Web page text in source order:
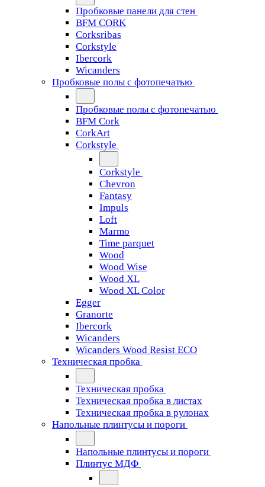
Пробковые панели для стен
BFM CORK
Corksribas
Corkstyle
Ibercork
Wicanders
Пробковые полы с фотопечатью
Пробковые полы с фотопечатью
BFM Cork
CorkArt
Corkstyle
Corkstyle
Chevron
Fantasy
Impuls
Loft
Marmo
Time parquet
Wood
Wood Wise
Wood XL
Wood XL Color
Egger
Granorte
Ibercork
Wicanders
Wicanders Wood Resist ECO
Техническая пробка
Техническая пробка
Техническая пробка в листах
Техническая пробка в рулонах
Напольные плинтусы и пороги
Напольные плинтусы и пороги
Плинтус МДФ